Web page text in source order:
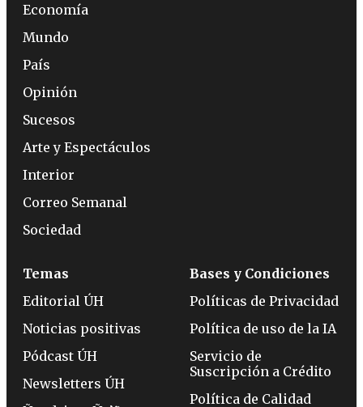
Economía
Mundo
País
Opinión
Sucesos
Arte y Espectáculos
Interior
Correo Semanal
Sociedad
Temas
Editorial ÚH
Noticias positivas
Pódcast ÚH
Newsletters ÚH
Bases y Condiciones
Políticas de Privacidad
Política de uso de la IA
Servicio de
Suscripción a Crédito
Política de Calidad